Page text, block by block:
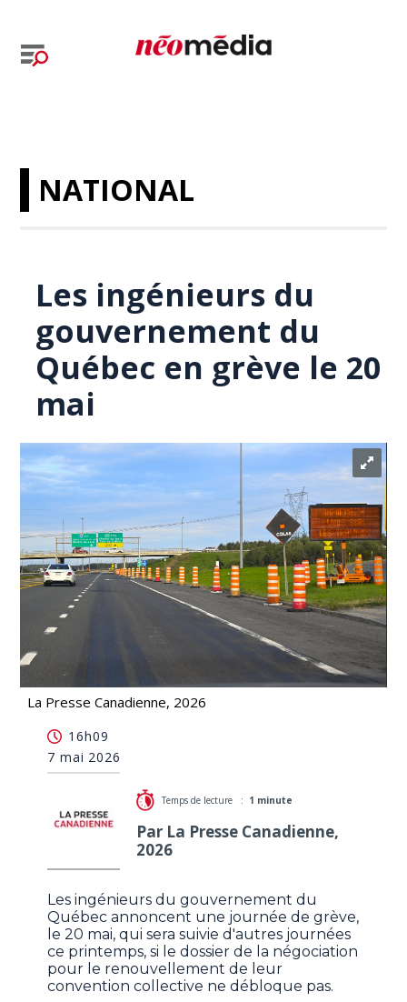
NATIONAL
Les ingénieurs du
gouvernement du
Québec en grève le 20
mai
La Presse Canadienne, 2026
grève le 20 mai
16h09
7 mai 2026
Temps de lecture : 1 minute
Par La Presse Canadienne,
2026
Les ingénieurs du gouvernement du
Québec annoncent une journée de grève,
le 20 mai, qui sera suivie d'autres journées
ce printemps, si le dossier de la négociation
pour le renouvellement de leur
convention collective ne débloque pas.